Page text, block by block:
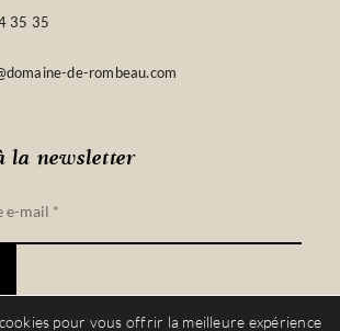
la newsletter
35 35
de-rombeau.com
pour vous offrir la meilleure expérience